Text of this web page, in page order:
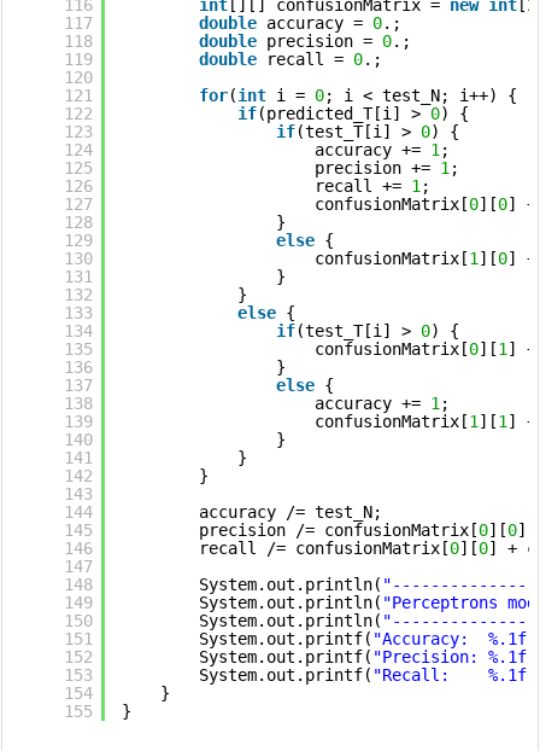
116
117
118
119
120
121
122
123
124
125
126
127
128
129
130
131
132
133
134
135
136
137
138
139
140
141
142
143
144
145
146
147
148
149
150
151
152
153
154
155
int [][] confusionMatrix = new int [2
double accuracy = 0.;
double precision = 0.;
double
recall = 0.;
for(int i = 0; i < test_N; i++) {
if(predicted_T[i] > 0) {
if(test_T[i] > 0) {
accuracy += 1 ;
precision += 1 ;
recall += 1 ;
confusionMatrix[0][0]
}
else {
confusionMatrix[1 ][0]
}
}
else {
if(test_T[i] > 0) {
confusionMatrix[0][1 ]
}
else {
accuracy += 1 ;
confusionMatrix[1 ][1 ]
}
}
}
accuracy /= test_N;
precision /= confusionMatrix[0][0]
recall /= confusionMatrix[0][0] +
System.out.println(
System.out.println( "Perceptrons
System.out.println(
System.out.printf( "Accuracy:  %.1f
System.out.printf( "Precision: %.1f
System.out.printf( "Recall:    %.1f
}
}